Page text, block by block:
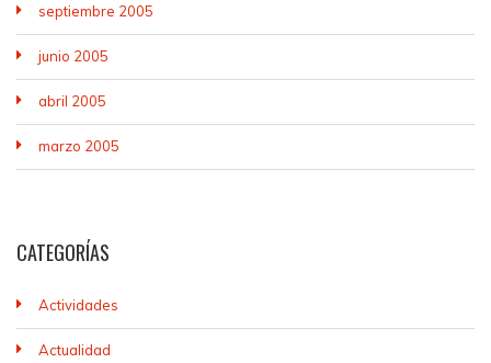
septiembre 2005
junio 2005
abril 2005
marzo 2005
CATEGORÍAS
Actividades
Actualidad